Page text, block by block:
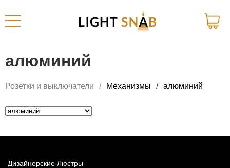
алюминий
Розетки и выключатели Механизмы алюминий
Дизайнерские Люстры